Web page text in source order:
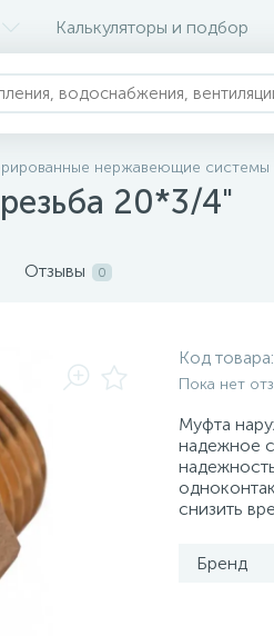
Калькуляторы и подбор
нержавеющие системы
20*3/4"
Отзывы 0
Код товара:
Пока нет
Муфта
надежное
снизить
Бренд